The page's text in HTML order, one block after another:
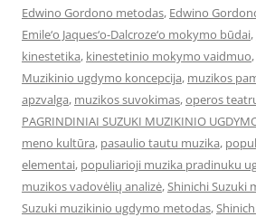
Edwino Gordono metodas, Edwino
Emile‘o Jaques‘o-Dalcroze‘o mokymo būdai,
kinestetika, kinestetinio mokymo vaidmuo,
Muzikinio ugdymo koncepcija, muzikos
apzvalga, muzikos suvokimas,operos
PAGRINDINIAI SUZUKI MUZIKINIO
meno kultūra, pasaulio tautu muzika,
elementai, populiarioji muzika pradinuku
muzikos vadovėlių analizė,Shinichi Suzuki
Suzuki muzikinio ugdymo metodas,